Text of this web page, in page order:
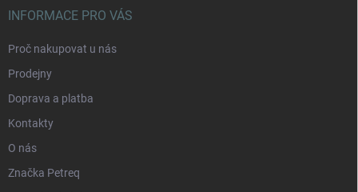
INFORMACE PRO VÁS
Proč nakupovat u nás
Prodejny
Doprava a platba
Kontakty
O nás
Značka Petreq